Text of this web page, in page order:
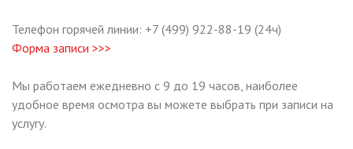
Телефон горячей линии: +7 (499) 922-88-19 (24ч)
Форма записи >>>
Мы работаем ежедневно с 9 до 19 часов, наиболее
удобное время осмотра вы можете выбрать при записи на
услугу.